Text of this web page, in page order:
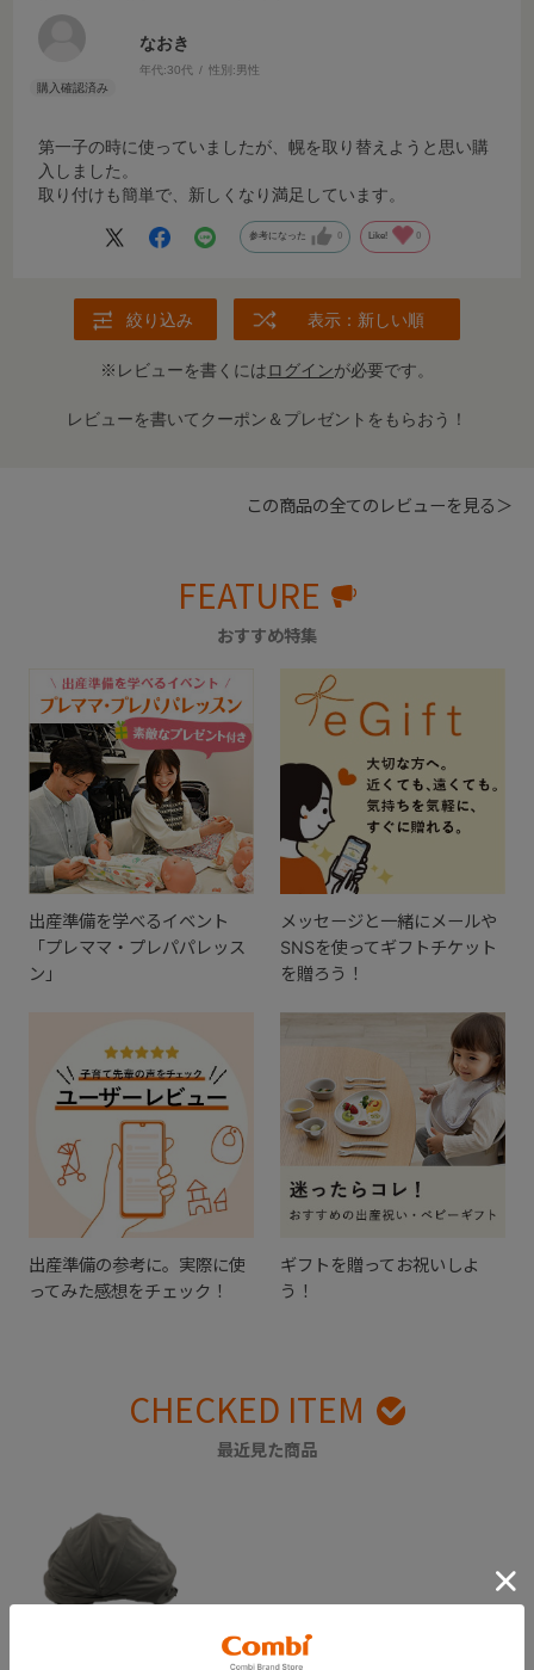
なおき
年代:30代 性別:男性
第一子の時に使っていましたが、幌を取り替えようと思い購
入しました。
取り付けも簡単で、新しくなり満足しています。
参考になった 0 Like! 0
絞り込み 表示：新しい順
※レビューを書くにはログインが必要です。
レビューを書いてクーポン＆プレゼントをもらおう！
この商品の全てのレビューを見る＞
FEATURE
おすすめ特集
出産準備を学べるイベント
「プレママ・プレパパレッス
ン」
メッセージと一緒にメールや
SNSを使ってギフトチケット
を贈ろう！
出産準備の参考に。実際に使
ってみた感想をチェック！
ギフトを贈ってお祝いしよ
う！
CHECKED ITEM
最近見た商品